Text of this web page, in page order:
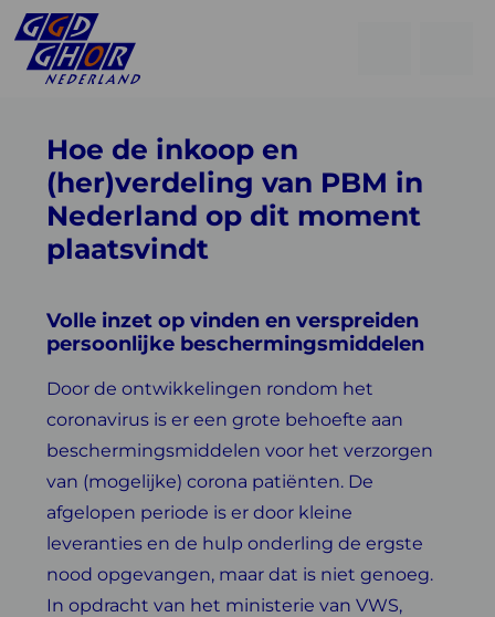
Hoe de inkoop en
(her)verdeling van PBM in
Nederland op dit moment
plaatsvindt
Volle inzet op vinden en verspreiden
persoonlijke beschermingsmiddelen
Door de ontwikkelingen rondom het
coronavirus is er een grote behoefte aan
beschermingsmiddelen voor het verzorgen
van (mogelijke) corona patiënten. De
afgelopen periode is er door kleine
leveranties en de hulp onderling de ergste
nood opgevangen, maar dat is niet genoeg.
In opdracht van het ministerie van VWS,